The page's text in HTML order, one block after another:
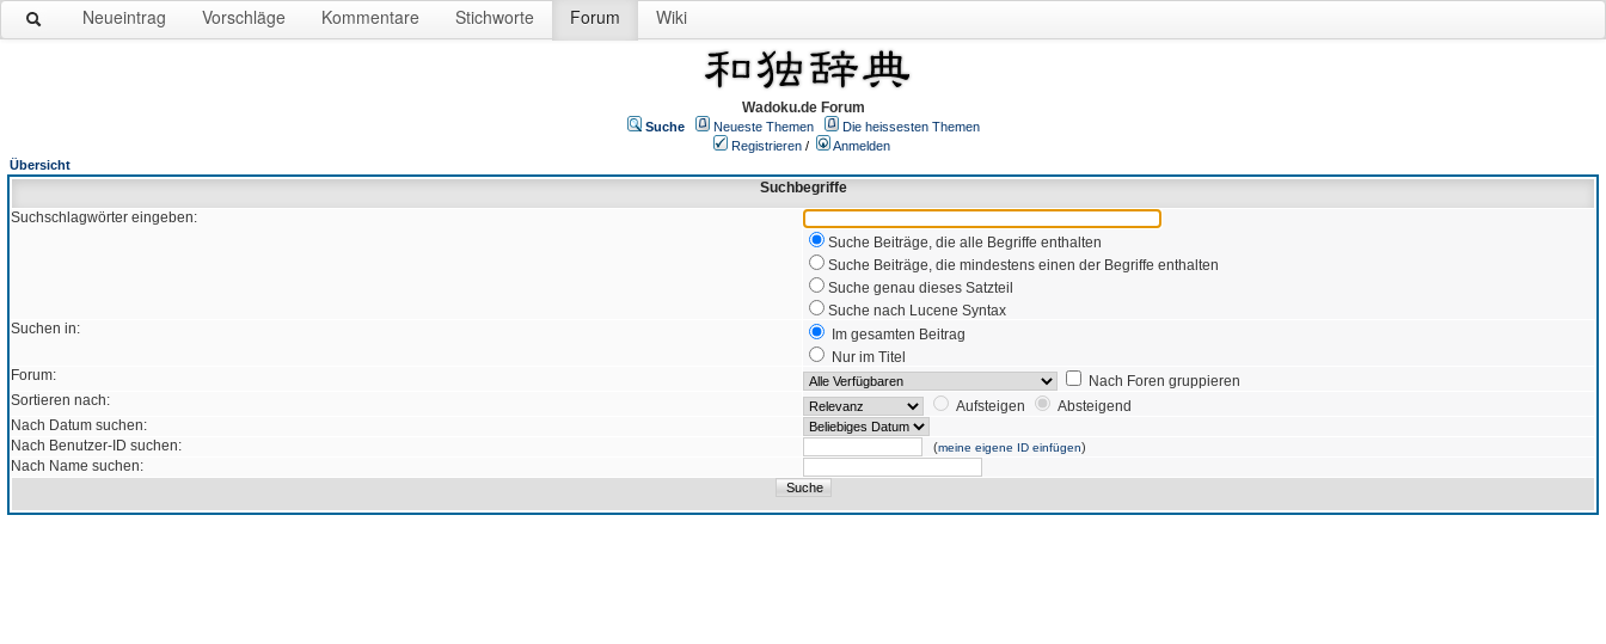
Neueintrag Vorschläge Kommentare Stichworte Forum Wiki
Wadoku.de Forum
Suche Neueste Themen
Die heissesten Themen
Registrieren /
Anmelden
Übersicht
Suchbegriffe
Suchschlagwörter eingeben:
Suche Beiträge, die alle Begriffe enthalten
Suche Beiträge, die mindestens einen der Begriffe enthalten
Suche genau dieses Satzteil
Suche nach Lucene Syntax
Suchen in:
Im gesamten Beitrag
Nur im Titel
Forum:
Nach Foren gruppieren
Sortieren nach:
Aufsteigen
Absteigend
Nach Datum suchen:
Nach Benutzer-ID suchen:
(meine eigene ID einfügen)
Nach Name suchen: